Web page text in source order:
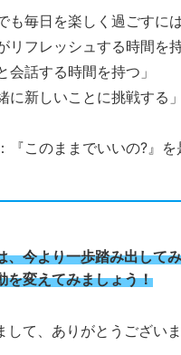
も毎日を楽しく過ごすに
リフレッシュする時間を
話する時間を持つ」
新しいことに挑戦する」
『このままでいいの?』
、今より一歩踏み出して
を変えてみましょう！
して、ありがとうござい